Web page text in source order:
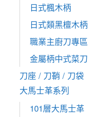
日式楓木柄
日式類黑檀木柄
職業主廚刀專區
金屬柄中式菜刀
刀座 / 刀鞘 / 刀袋
大馬士革系列
101層大馬士革